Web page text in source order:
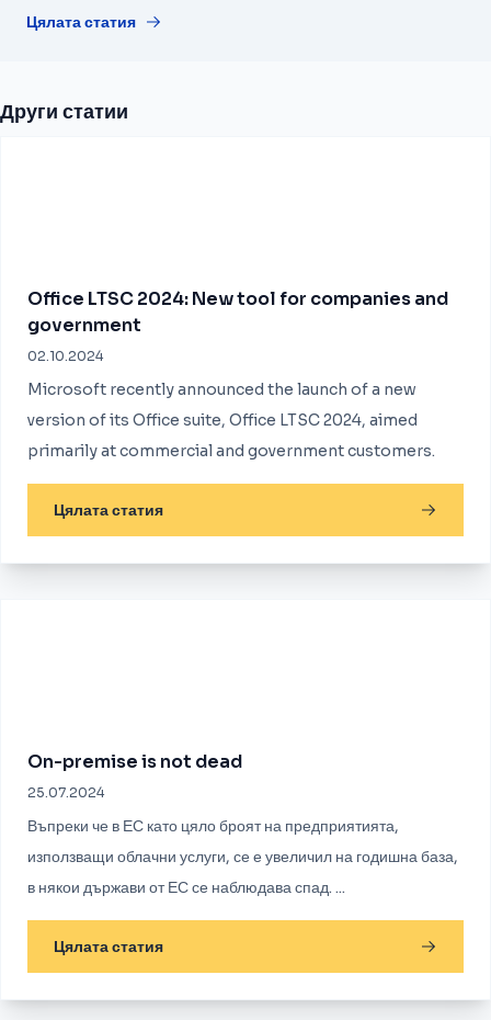
Цялата статия
Други статии
Office LTSC 2024: New tool for companies and
government
02.10.2024
Microsoft recently announced the launch of a new
version of its Office suite, Office LTSC 2024, aimed
primarily at commercial and government customers.
Цялата статия
On-premise is not dead
25.07.2024
Въпреки че в ЕС като цяло броят на предприятията,
използващи облачни услуги, се е увеличил на годишна база,
в някои държави от ЕС се наблюдава спад. ...
Цялата статия